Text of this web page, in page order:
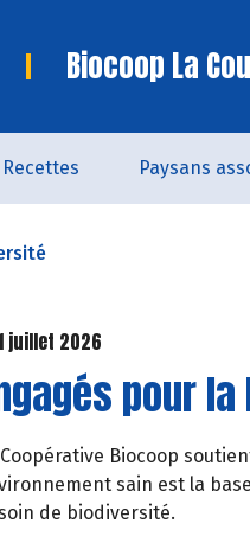
Biocoop La
Recettes Paysans
juillet 2026
pour
Coopérative Biocoop
sain est la
de biodiversité.